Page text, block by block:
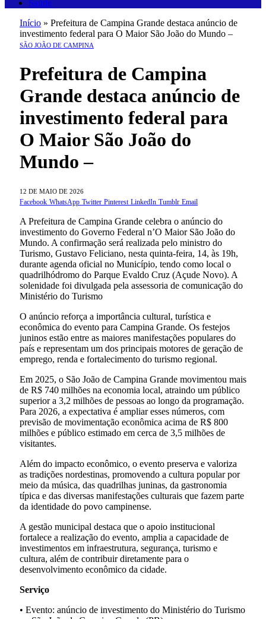
Saúde
Início » Prefeitura de Campina Grande destaca anúncio de
investimento federal para O Maior São João do Mundo –
SÃO JOÃO DE CAMPINA
Prefeitura de Campina
Grande destaca anúncio de
investimento federal para
O Maior São João do
Mundo –
12 DE MAIO DE 2026
Facebook WhatsApp Twitter Pinterest LinkedIn Tumblr Email
A Prefeitura de Campina Grande celebra o anúncio do
investimento do Governo Federal n’O Maior São João do
Mundo. A confirmação será realizada pelo ministro do
Turismo, Gustavo Feliciano, nesta quinta-feira, 14, às 19h,
durante agenda oficial no Município, tendo como local o
quadrilhódromo do Parque Evaldo Cruz (Açude Novo). A
solenidade foi divulgada pela assessoria de comunicação do
Ministério do Turismo
O anúncio reforça a importância cultural, turística e
econômica do evento para Campina Grande. Os festejos
juninos estão entre as maiores manifestações populares do
país e representam um dos principais motores de geração de
emprego, renda e fortalecimento do turismo regional.
Em 2025, o São João de Campina Grande movimentou mais
de R$ 740 milhões na economia local, atraindo um público
superior a 3,2 milhões de pessoas ao longo da programação.
Para 2026, a expectativa é ampliar esses números, com
previsão de movimentação econômica acima de R$ 800
milhões e público estimado em cerca de 3,5 milhões de
visitantes.
Além do impacto econômico, o evento preserva e valoriza
as tradições nordestinas, promovendo a cultura popular por
meio da música, das quadrilhas juninas, da gastronomia
típica e das diversas manifestações culturais que fazem parte
da identidade do povo campinense.
A gestão municipal destaca que o apoio institucional
fortalece a realização do evento, amplia a capacidade de
investimentos em infraestrutura, segurança, turismo e
cultura, além de contribuir diretamente para o
desenvolvimento econômico da cidade.
Serviço
• Evento: anúncio de investimento do Ministério do Turismo